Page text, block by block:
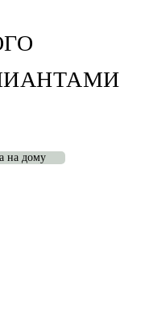
на дому